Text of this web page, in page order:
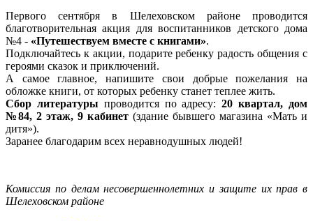
Первого сентября в Шелеховском районе проводится
благотворительная акция для воспитанников детского дома
№4 - «Путешествуем вместе с книгами».
Подключайтесь к акции, подарите ребенку радость общения с
героями сказок и приключений.
А самое главное, напишите свои добрые пожелания на
обложке книги, от которых ребенку станет теплее жить.
Сбор литературы проводится по адресу:20 квартал, дом
№84, 2 этаж, 9 кабинет(здание бывшего магазина «Мать и
дитя»).
Заранее благодарим всех неравнодушных людей!
Комиссия по делам несовершеннолетних и защите их прав в
Шелеховском районе